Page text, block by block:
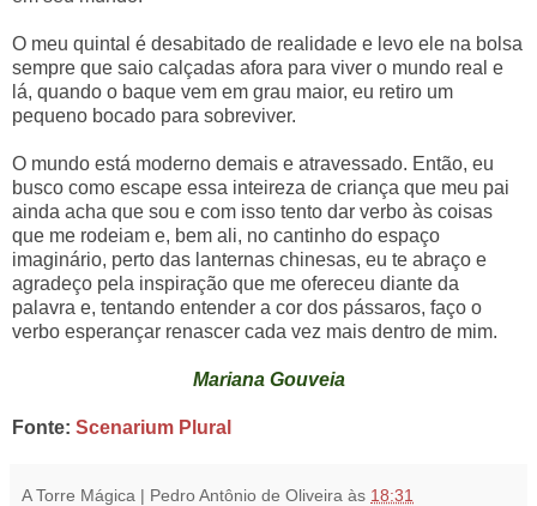
O meu quintal é desabitado de realidade e levo ele na bolsa
sempre que saio calçadas afora para viver o mundo real e
lá, quando o baque vem em grau maior, eu retiro um
pequeno bocado para sobreviver.
O mundo está moderno demais e atravessado. Então, eu
busco como escape essa inteireza de criança que meu pai
ainda acha que sou e com isso tento dar verbo às coisas
que me rodeiam e, bem ali, no cantinho do espaço
imaginário, perto das lanternas chinesas, eu te abraço e
agradeço pela inspiração que me ofereceu diante da
palavra e, tentando entender a cor dos pássaros, faço o
verbo esperançar renascer cada vez mais dentro de mim.
Mariana Gouveia
Fonte: Scenarium Plural
A Torre Mágica | Pedro Antônio de Oliveira às 18:31